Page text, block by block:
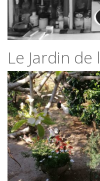
Le Jardin de